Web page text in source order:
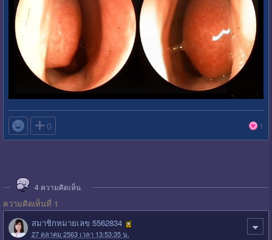
 0 1
4 ความคิดเห็น
ความคิดเห็นที่ 1
สมาชิกหมายเลข 5562834
27 ตุลาคม 2563 เวลา 13:53:35 น.